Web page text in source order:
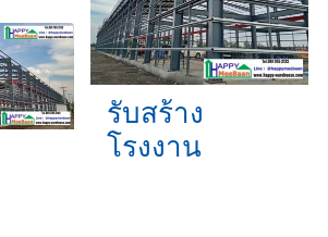
รับสร้าง
โรงงาน